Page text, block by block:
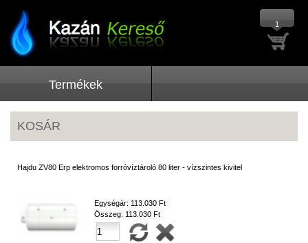
1
Termékek
KOSÁR
Hajdu ZV80 Erp elektromos forróvíztároló 80 liter - vízszintes kivitel
Egységár: 113.030 Ft
Összeg: 113.030 Ft